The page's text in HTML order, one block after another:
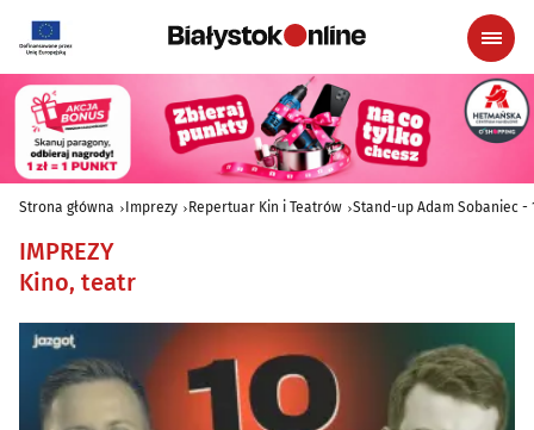
Strona główna Imprezy Repertuar Kin i Teatrów Stand-up Adam Sobaniec -
IMPREZY
Kino, teatr